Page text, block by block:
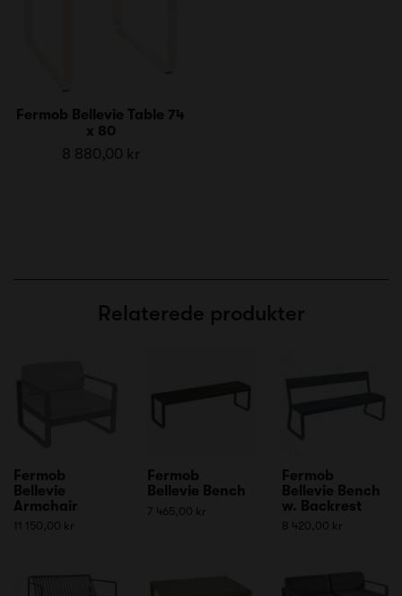
Fermob Bellevie Table 74
x 80
8 880,00 kr
Relaterede produkter
Fermob
Bellevie
Armchair
11 150,00 kr
Fermob
Bellevie Bench
7 465,00 kr
Fermob
Bellevie Bench
w. Backrest
8 420,00 kr